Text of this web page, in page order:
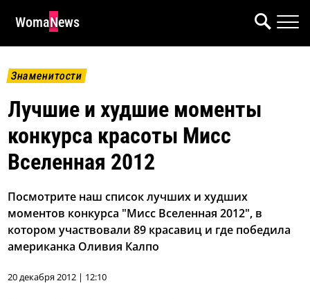
WomaNews
Знаменитости
Лучшие и худшие моменты
конкурса красоты Мисс
Вселенная 2012
Посмотрите наш список лучших и худших
моментов конкурса "Мисс Вселенная 2012", в
котором участвовали 89 красавиц и где победила
американка Оливия Калпо
20 декабря 2012 | 12:10